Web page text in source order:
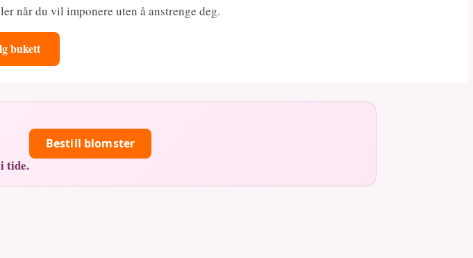
når du vil imponere uten å anstrenge deg.
bukett
tide.
Bestill blomster